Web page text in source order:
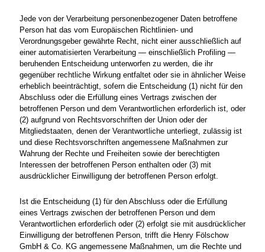
Jede von der Verarbeitung personenbezogener Daten betroffene
Person hat das vom Europäischen Richtlinien- und
Verordnungsgeber gewährte Recht, nicht einer ausschließlich auf
einer automatisierten Verarbeitung — einschließlich Profiling —
beruhenden Entscheidung unterworfen zu werden, die ihr
gegenüber rechtliche Wirkung entfaltet oder sie in ähnlicher Weise
erheblich beeinträchtigt, sofern die Entscheidung (1) nicht für den
Abschluss oder die Erfüllung eines Vertrags zwischen der
betroffenen Person und dem Verantwortlichen erforderlich ist, oder
(2) aufgrund von Rechtsvorschriften der Union oder der
Mitgliedstaaten, denen der Verantwortliche unterliegt, zulässig ist
und diese Rechtsvorschriften angemessene Maßnahmen zur
Wahrung der Rechte und Freiheiten sowie der berechtigten
Interessen der betroffenen Person enthalten oder (3) mit
ausdrücklicher Einwilligung der betroffenen Person erfolgt.
Ist die Entscheidung (1) für den Abschluss oder die Erfüllung
eines Vertrags zwischen der betroffenen Person und dem
Verantwortlichen erforderlich oder (2) erfolgt sie mit ausdrücklicher
Einwilligung der betroffenen Person, trifft die Henry Fölschow
GmbH & Co. KG angemessene Maßnahmen, um die Rechte und